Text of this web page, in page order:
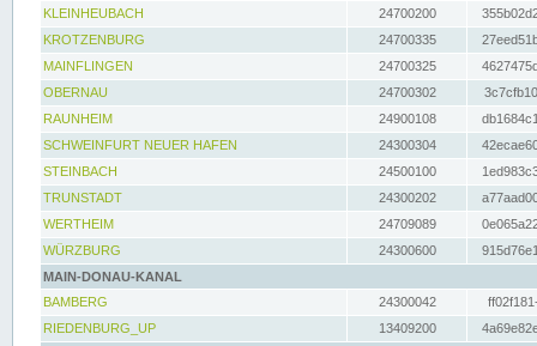
KLEINHEUBACH 24700200
KROTZENBURG
24700335
MAINFLINGEN
24700325
OBERNAU
24700302
RAUNHEIM
24900108
SCHWEINFURT NEUER HAFEN
24300304
STEINBACH
24500100
TRUNSTADT
24300202
WERTHEIM
24709089
WÜRZBURG
24300600
MAIN-DONAU-KANAL
BAMBERG
24300042
RIEDENBURG_UP
13409200